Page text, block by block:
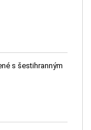
s šestihranným